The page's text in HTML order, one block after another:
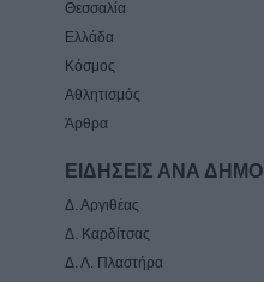
Θεσσαλία
Ελλάδα
Κόσμος
Αθλητισμός
Άρθρα
ΕΙΔΗΣΕΙΣ ΑΝΑ ΔΗΜΟ
Δ. Αργιθέας
Δ. Καρδίτσας
Δ. Λ. Πλαστήρα